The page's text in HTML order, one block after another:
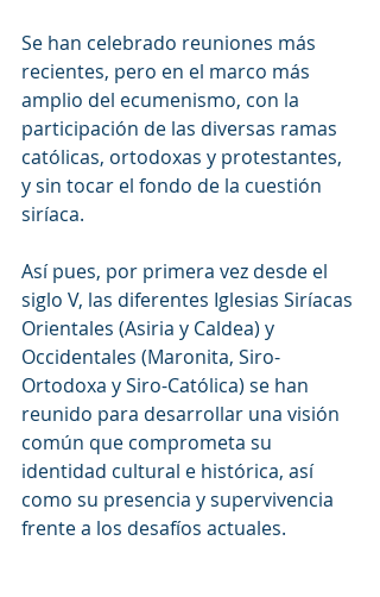
Se han celebrado reuniones más
recientes, pero en el marco más
amplio del ecumenismo, con la
participación de las diversas ramas
católicas, ortodoxas y protestantes,
y sin tocar el fondo de la cuestión
siríaca.
Así pues, por primera vez desde el
siglo V, las diferentes Iglesias Siríacas
Orientales (Asiria y Caldea) y
Occidentales (Maronita, Siro-
Ortodoxa y Siro-Católica) se han
reunido para desarrollar una visión
común que comprometa su
identidad cultural e histórica, así
como su presencia y supervivencia
frente a los desafíos actuales.